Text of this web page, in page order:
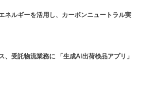
ネルギーを活用し、カーボンニュートラル実
、受託物流業務に 「生成AI出荷検品アプリ」